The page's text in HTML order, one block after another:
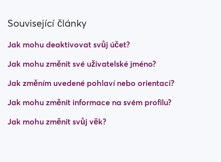
Související články
Jak mohu deaktivovat svůj účet?
Jak mohu změnit své uživatelské jméno?
Jak změním uvedené pohlaví nebo orientaci?
Jak mohu změnit informace na svém profilu?
Jak mohu změnit svůj věk?